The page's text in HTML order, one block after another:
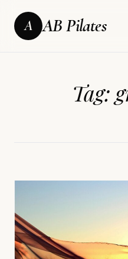
A AB Pilates
Tag: